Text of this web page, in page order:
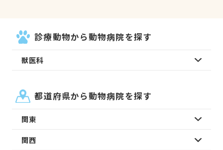
診療動物から動物病院を探す
獣医科
都道府県から動物病院を探す
関東
関西